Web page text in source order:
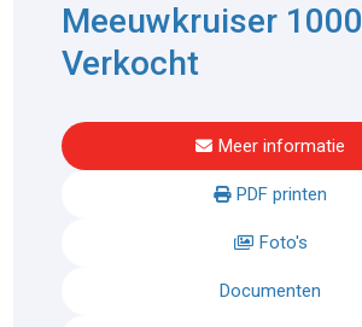
Meeuwkruiser 1000
Verkocht
Meer informatie
PDF printen
Foto's
Documenten